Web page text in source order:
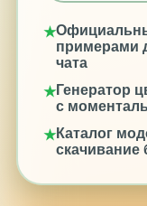
примерами
чата
Генератор
с
Каталог
скачивание